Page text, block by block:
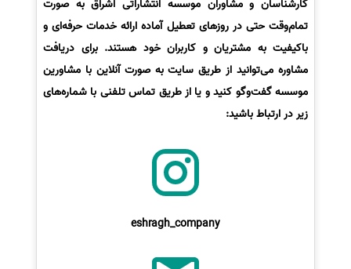
کارشناسان و مشاوران موسسه انتشاراتی اشراق به صورت
تمام‌وقت حتی در روزهای تعطیل آماده ارائه خدمات حرفه‌ای و
باکیفیت به مشتریان و کاربران خود هستند. برای دریافت
مشاوره می‌توانید از طریق سایت به صورت آنلاین با مشاورین
موسسه گفت‌وگو کنید و یا از طریق تماس تلفنی با شماره‌های
زیر در ارتباط باشید:
eshragh_company